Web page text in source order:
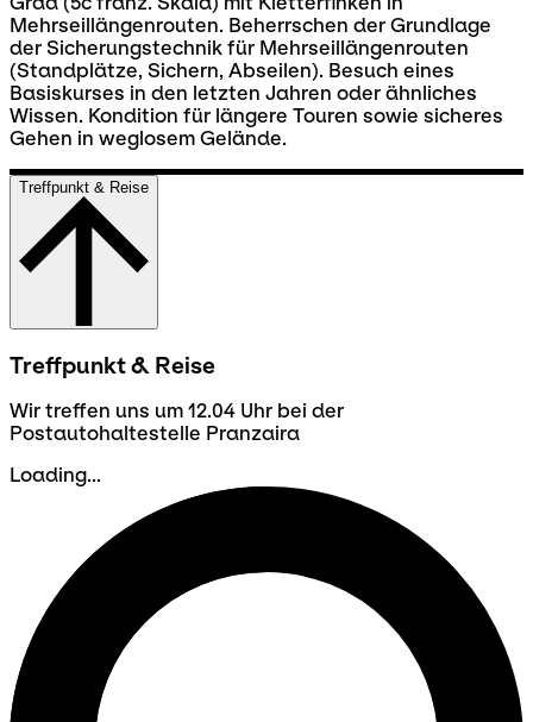
Mehrseillängenrouten. Beherrschen der Grundlage
der Sicherungstechnik für Mehrseillängenrouten
(Standplätze, Sichern, Abseilen). Besuch eines
Basiskurses in den letzten Jahren oder ähnliches
Wissen. Kondition für längere Touren sowie sicheres
Gehen in weglosem Gelände.
Treffpunkt & Reise
Treffpunkt & Reise
Wir treffen uns um 12.04 Uhr bei der
Postautohaltestelle Pranzaira
Loading...